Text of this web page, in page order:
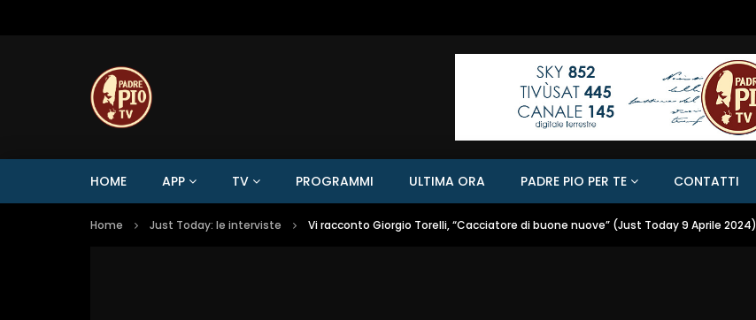
HOME APP TV PROGRAMMI ULTIMA ORA PADRE PIO PER TE CONTATTI
Home Just Today: le interviste Vi racconto Giorgio Torelli, “Cacciatore di buone nuove” (Just Today 9 Aprile 2024)